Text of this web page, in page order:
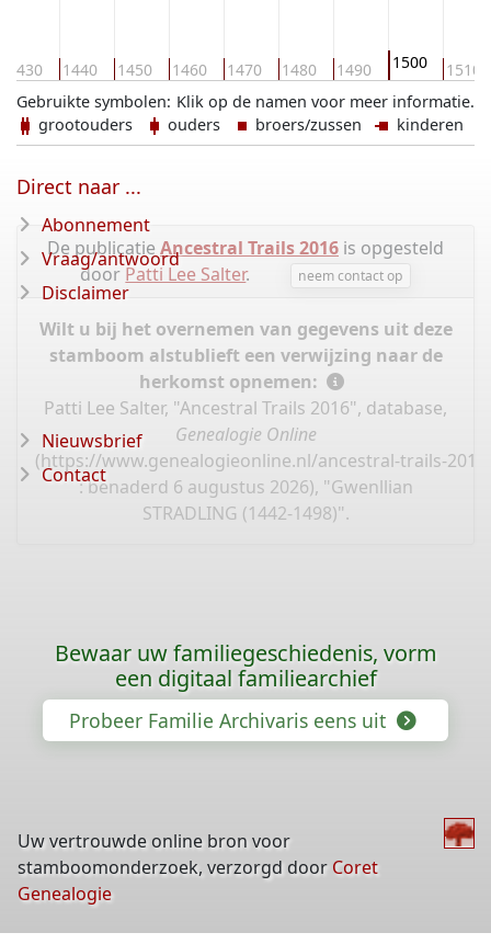
1430 1440 1450 1460 1470 1480 1490 1500 1510
Klik op de namen voor meer informatie.
Gebruikte symbolen:
grootouders
ouders broers/zussen kinderen
De publicatie Ancestral Trails 2016 is opgesteld
door Patti Lee Salter. neem contact op
Wilt u bij het overnemen van gegevens uit deze
stamboom alstublieft een verwijzing naar de
herkomst opnemen:
Patti Lee Salter, "Ancestral Trails 2016", database,
Genealogie Online
(https://www.genealogieonline.nl/ancestral-trails-
: benaderd 6 augustus 2026), "Gwenllian
STRADLING (1442-1498)".
Direct naar ...
Abonnement
Vraag/antwoord
Disclaimer
Nieuwsbrief
Contact
Bewaar uw familiegeschiedenis, vorm
een digitaal familiearchief
Probeer Familie Archivaris eens uit
Uw vertrouwde online bron voor
stamboomonderzoek, verzorgd door Coret
Genealogie